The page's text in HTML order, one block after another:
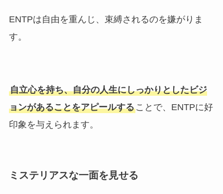
ENTPは自由を重んじ、束縛されるのを嫌がりま
す。
自立心を持ち、自分の人生にしっかりとしたビジ
ョンがあることをアピールすることで、ENTPに好
印象を与えられます。
ミステリアスな一面を見せる